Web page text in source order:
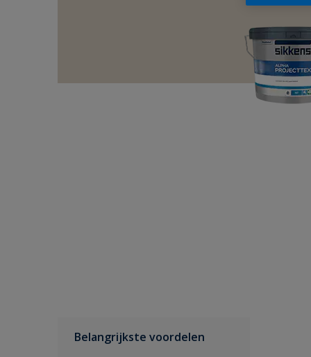
Belangrijkste voordelen